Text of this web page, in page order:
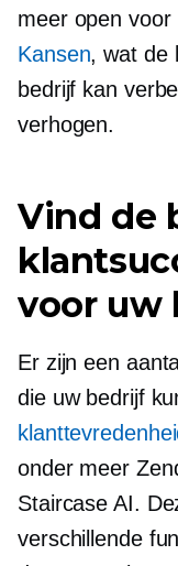
meer open
Kansen, wat de
bedrijf kan
verhogen.
Vind de
voor uw
Er zijn een
die uw bedrijf
onder meer
Staircase AI.
verschillende